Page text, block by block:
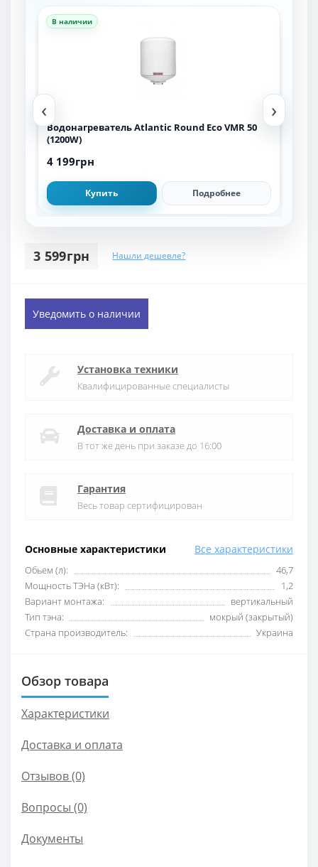
‹
В наличии
Водонагреватель Atlantic Round Eco VMR 50
(1200W)
4 199грн
Купить Подробнее
›
3 599грн Нашли дешевле?
Основные характеристики Все характеристики
Обьем (л):
46,7
Мощность ТЭНа (кВт):
1,2
Вариант монтажа:
вертикальный
Тип тэна:
мокрый (закрытый)
Страна производитель:
Украина
Уведомить о наличии
Установка техники
Квалифицированные специалисты
Доставка и оплата
В тот же день при заказе до 16:00
Гарантия
Весь товар сертифицирован
Обзор товара
Характеристики
Доставка и оплата
Отзывов (0)
Вопросы (0)
Документы